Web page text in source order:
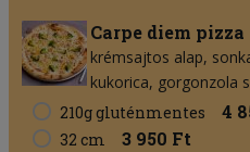
Carpe diem pizza
krémsajtos alap
kukorica gorgonzola
210g gluténmentes
4
32 cm 3 950 Ft